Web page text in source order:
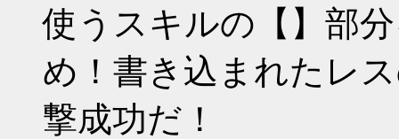
使うスキルの【】部
め！書き込まれたレ
撃成功だ！